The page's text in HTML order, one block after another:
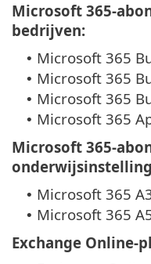
Microsoft 365-
bedrijven:
• Microsoft 365
• Microsoft 365
• Microsoft 365
• Microsoft 365
Microsoft 365-
• Microsoft 365
• Microsoft 365
Exchange Online-